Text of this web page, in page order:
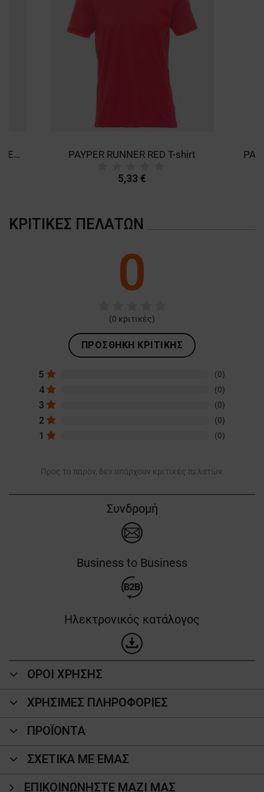
PAYPER RUNNER FLUO ORANGE T-shirt PAYPER RUNNER RED T-shirt
5,33 €
ΚΡΙΤΙΚΈΣ ΠΕΛΑΤΏΝ
0
(0 κριτικές)
ΠΡΟΣΘΉΚΗ ΚΡΙΤΙΚΉΣ
5 (0)
4 (0)
3 (0)
2 (0)
1 (0)
Προς το παρόν, δεν υπάρχουν κριτικές πελατών.
Συνδρομή
Business to Business
Ηλεκτρονικός κατάλογος
ΟΡΟΙ ΧΡΗΣΗΣ
ΧΡΗΣΙΜΕΣ ΠΛΗΡΟΦΟΡΙΕΣ
ΠΡΟΪΌΝΤΑ
ΣΧΕΤΙΚΑ ΜΕ ΕΜΑΣ
ΕΠΙΚΟΙΝΩΝΉΣΤΕ ΜΑΖΊ ΜΑΣ